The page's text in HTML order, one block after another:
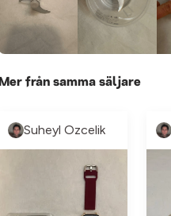
Mer från samma säljare
Suheyl Ozcelik